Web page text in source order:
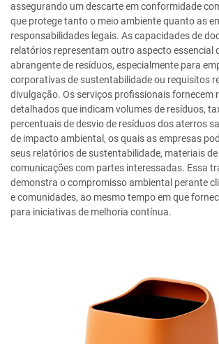
assegurando um descarte em conformidade
que protege tanto o meio ambiente quanto as
responsabilidades legais. As capacidades de
relatórios representam outro aspecto essencial
abrangente de resíduos, especialmente para
corporativas de sustentabilidade ou requisitos
divulgação. Os serviços profissionais fornecem
detalhados que indicam volumes de resíduos,
percentuais de desvio de resíduos dos aterros
de impacto ambiental, os quais as empresas
seus relatórios de sustentabilidade, materiais
comunicações com partes interessadas. Essa
demonstra o compromisso ambiental perante
e comunidades, ao mesmo tempo em que
para iniciativas de melhoria contínua.